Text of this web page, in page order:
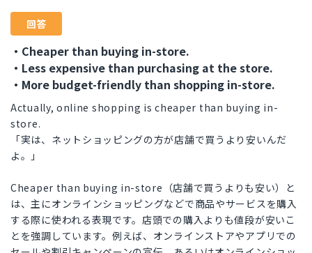
回答
・Cheaper than buying in-store.
・Less expensive than purchasing at the store.
・More budget-friendly than shopping in-store.
Actually, online shopping is cheaper than buying in-
store.
「実は、ネットショッピングの方が店舗で買うより安いんだ
よ。」
Cheaper than buying in-store（店舗で買うよりも安い）と
は、主にオンラインショッピングなどで商品やサービスを購入
する際に使われる表現です。店頭での購入よりも値段が安いこ
とを強調しています。例えば、オンラインストアやアプリでの